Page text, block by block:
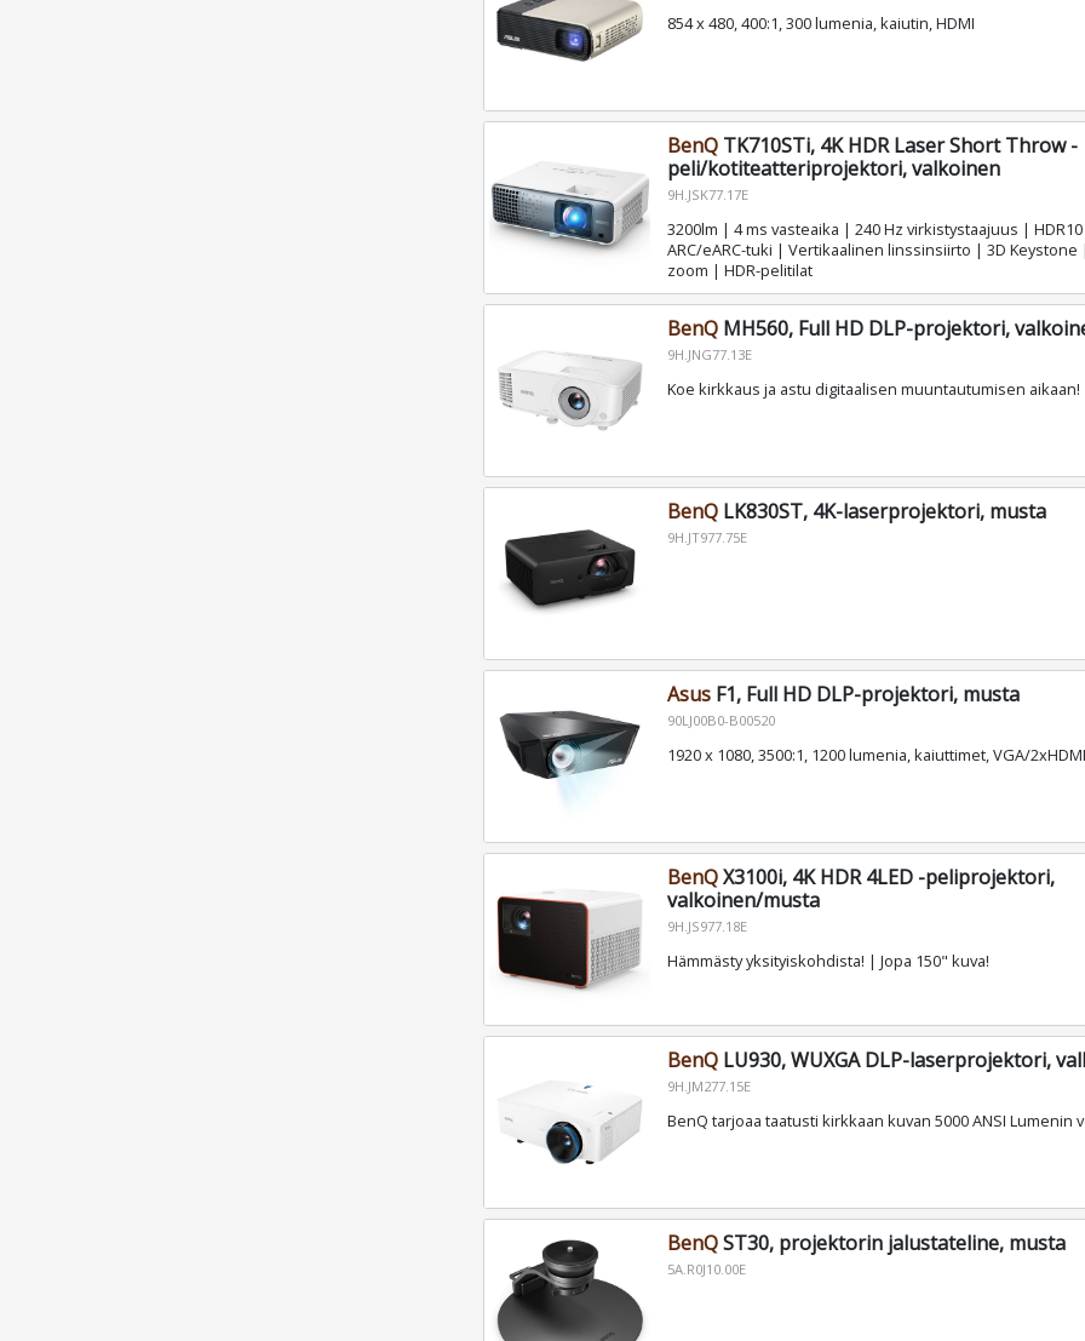
854 x 480, 400:1, 300 lumenia, kaiutin, HDMI
BenQTK710STi, 4K HDR Laser Short Throw -
peli/kotiteatteriprojektori, valkoinen
9H.JSK77.17E
3200lm | 4 ms vasteaika | 240 Hz virkistystaajuus | HDR10
ARC/eARC-tuki | Vertikaalinen linssinsiirto | 3D
zoom | HDR-pelitilat
BenQMH560, Full HD DLP-projektori,
9H.JNG77.13E
Koe kirkkaus ja astu digitaalisen muuntautumisen aikaan!
BenQLK830ST, 4K-laserprojektori, musta
9H.JT977.75E
AsusF1, Full HD DLP-projektori, musta
90LJ00B0-B00520
1920 x 1080, 3500:1, 1200 lumenia, kaiuttimet, VGA/2xHDMI
BenQX3100i, 4K HDR 4LED -peliprojektori,
valkoinen/musta
9H.JS977.18E
Hämmästy yksityiskohdista! | Jopa 150" kuva!
BenQLU930, WUXGA DLP-laserprojektori,
9H.JM277.15E
BenQ tarjoaa taatusti kirkkaan kuvan 5000 ANSI Lumenin
BenQST30, projektorin jalustateline, musta
5A.R0J10.00E